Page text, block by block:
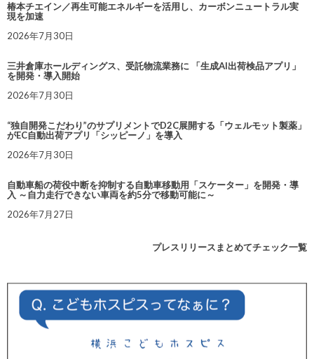
椿本チエイン／再生可能エネルギーを活用し、カーボンニュートラル実
現を加速
2026年7月30日
三井倉庫ホールディングス、受託物流業務に 「生成AI出荷検品アプリ」
を開発・導入開始
2026年7月30日
“独自開発こだわり”のサプリメントでD2C展開する「ウェルモット製薬」
がEC自動出荷アプリ「シッピーノ」を導入
2026年7月30日
自動車船の荷役中断を抑制する自動車移動用「スケーター」を開発・導
入 ～自力走行できない車両を約5分で移動可能に～
2026年7月27日
プレスリリースまとめてチェック一覧